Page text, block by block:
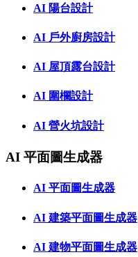
AI 陽台設計
AI 戶外廚房設計
AI 屋頂露台設計
AI 圍欄設計
AI 營火坑設計
AI 平面圖生成器
AI 平面圖生成器
AI 建築平面圖生成器
AI 建物平面圖生成器